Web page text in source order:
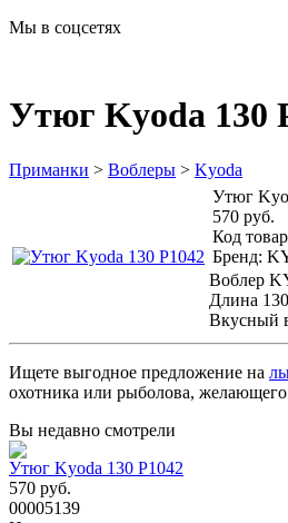
Мы в соцсетях
Утюг Kyoda 130
Приманки > Воблеры > Kyoda
Утюг
570 руб.
Код
Бренд:
Воблер
Длина
Вкусный
Ищете выгодное предложение на
охотника или рыболова,
Вы недавно смотрели
Утюг Kyoda 130 Р1042
570 руб.
00005139